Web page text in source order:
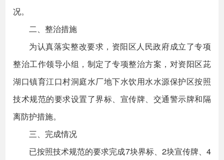
况。
二、整治措施
为认真落实整改要求，资阳区人民政府成立了专项
整治工作领导小组，制定了专项整治方案，对资阳区茈
湖口镇育江口村洞庭水厂地下水饮用水水源保护区按照
技术规范的要求设置了界标、宣传牌、交通警示牌和隔
离防护措施。
三、完成情况
已按照技术规范的要求完成7块界标、2块宣传牌、4